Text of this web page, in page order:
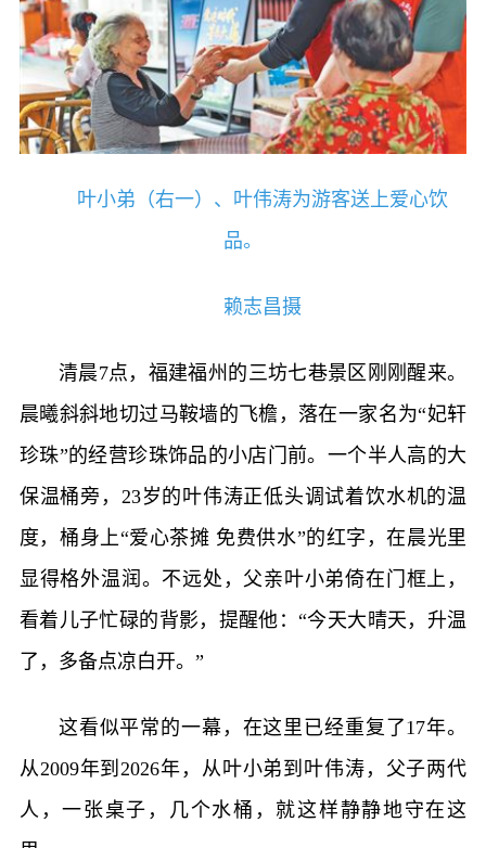
叶小弟（右一）、叶伟涛为游客送上爱心饮
品。
赖志昌摄
清晨7点，福建福州的三坊七巷景区刚刚醒来。
晨曦斜斜地切过马鞍墙的飞檐，落在一家名为“妃轩
珍珠”的经营珍珠饰品的小店门前。一个半人高的大
保温桶旁，23岁的叶伟涛正低头调试着饮水机的温
度，桶身上“爱心茶摊 免费供水”的红字，在晨光里
显得格外温润。不远处，父亲叶小弟倚在门框上，
看着儿子忙碌的背影，提醒他：“今天大晴天，升温
了，多备点凉白开。”
这看似平常的一幕，在这里已经重复了17年。
从2009年到2026年，从叶小弟到叶伟涛，父子两代
人，一张桌子，几个水桶，就这样静静地守在这